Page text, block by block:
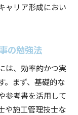
ャリア形成におい
の勉強法
は、効率的かつ実
。まず、基礎的な
参考書を活用して
や施工管理技士な